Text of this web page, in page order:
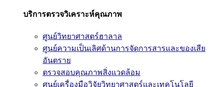
บริการตรวจวิเคราะห์คุณภาพ
ศูนย์วิทยาศาสตร์ฮาลาล
ศูนย์ความเป็นเลิศด้านการจัดการสารและของเสีย
อันตราย
ตรวจสอบคุณภาพสิ่งแวดล้อม
ศูนย์เครื่องมือวิจัยวิทยาศาสตร์และเทคโนโลยี